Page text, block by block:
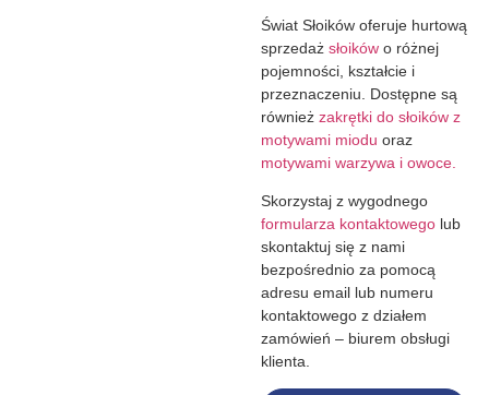
Świat Słoików oferuje hurtową
sprzedaż słoikówo różnej
pojemności, kształcie i
przeznaczeniu. Dostępne są
również zakrętki do słoików z
motywami miodu oraz
motywami warzywa i owoce.
Skorzystaj z wygodnego
formularza kontaktowegolub
skontaktuj się z nami
bezpośrednio za pomocą
adresu email lub numeru
kontaktowego z działem
zamówień – biurem obsługi
klienta.